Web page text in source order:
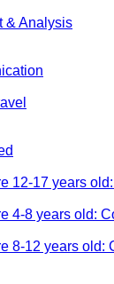
& Analysis
12-17 years
4-8 years old:
8-12 years old: